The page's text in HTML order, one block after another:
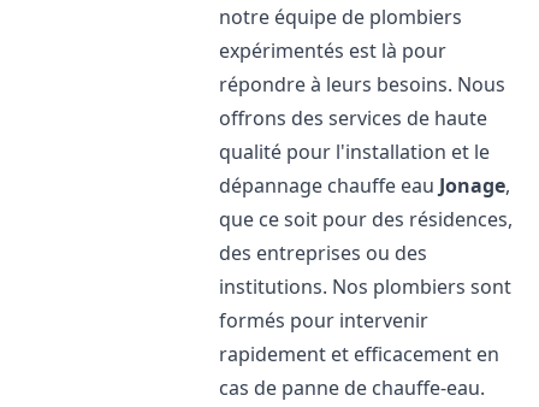
notre équipe de plombiers
expérimentés est là pour
répondre à leurs besoins. Nous
offrons des services de haute
qualité pour l'installation et le
dépannage chauffe eau Jonage,
que ce soit pour des résidences,
des entreprises ou des
institutions. Nos plombiers sont
formés pour intervenir
rapidement et efficacement en
cas de panne de chauffe-eau.